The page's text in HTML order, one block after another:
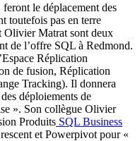
le déplacement des
toutefois pas en terre
Olivier Matrat sont deux
de l’offre SQL à Redmond.
Réplication
de fusion, Réplication
Tracking). Il donnera
déploiements de
». Son collègue Olivier
Produits SQL Business
et Powerpivot pour «